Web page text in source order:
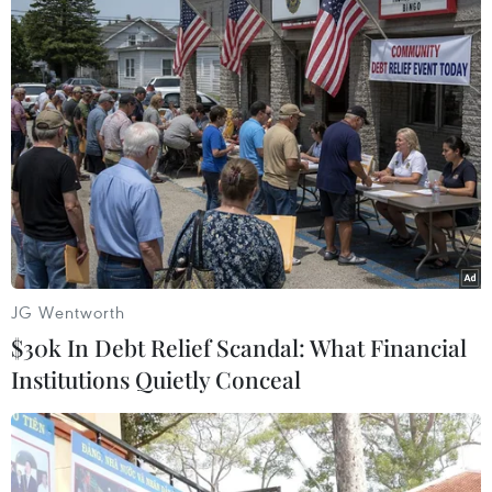
người bị thương
07/08/2026 00:50
Ớt nhập khẩu từ Mexico khiến hàng
trăm người tiêu dùng Mỹ nhiễm
khuẩn Salmonella
07/08/2026 00:43
Bánh xèo tôm nhảy - món ăn phải
thử khi đến Quy Nhơn
Chưa có bằng chứng truyền máu trẻ
giúp chống lão hóa
06/08/2026 23:16
JG Wentworth
$30k In Debt Relief Scandal: What Financial
Institutions Quietly Conceal